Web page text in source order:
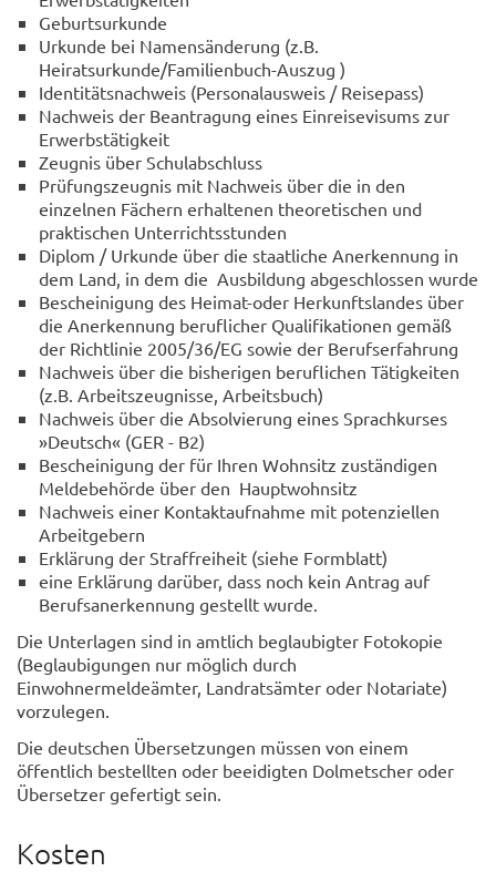
Geburtsurkunde
Urkunde bei Namensänderung (z.B.
Heiratsurkunde/Familienbuch-Auszug )
Identitätsnachweis (Personalausweis / Reisepass)
Nachweis der Beantragung eines Einreisevisums zur
Erwerbstätigkeit
Zeugnis über Schulabschluss
Prüfungszeugnis mit Nachweis über die in den
einzelnen Fächern erhaltenen theoretischen und
praktischen Unterrichtsstunden
Diplom / Urkunde über die staatliche Anerkennung in
dem Land, in dem die Ausbildung abgeschlossen wurde
Bescheinigung des Heimat-oder Herkunftslandes über
die Anerkennung beruflicher Qualifikationen gemäß
der Richtlinie 2005/36/EG sowie der Berufserfahrung
Nachweis über die bisherigen beruflichen Tätigkeiten
(z.B. Arbeitszeugnisse, Arbeitsbuch)
Nachweis über die Absolvierung eines Sprachkurses
»Deutsch« (GER - B2)
Bescheinigung der für Ihren Wohnsitz zuständigen
Meldebehörde über den Hauptwohnsitz
Nachweis einer Kontaktaufnahme mit potenziellen
Arbeitgebern
Erklärung der Straffreiheit (siehe Formblatt)
eine Erklärung darüber, dass noch kein Antrag auf
Berufsanerkennung gestellt wurde.
Die Unterlagen sind in amtlich beglaubigter Fotokopie
(Beglaubigungen nur möglich durch
Einwohnermeldeämter, Landratsämter oder Notariate)
vorzulegen.
Die deutschen Übersetzungen müssen von einem
öffentlich bestellten oder beeidigten Dolmetscher oder
Übersetzer gefertigt sein.
Kosten